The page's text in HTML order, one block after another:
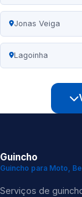
Jonas Veiga
Lagoinha
Guincho
Guincho para Moto,
Serviços de